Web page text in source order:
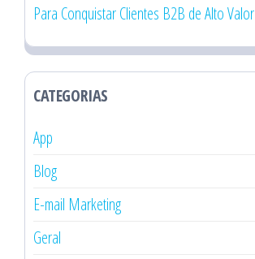
Para Conquistar Clientes B2B de Alto Valor
CATEGORIAS
App
Blog
E-mail Marketing
Geral